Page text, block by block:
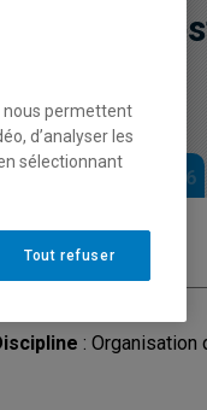
en
- Automne 2026
: Organisation
nous permettent
d’analyser les
sélectionnant
Tout refuser